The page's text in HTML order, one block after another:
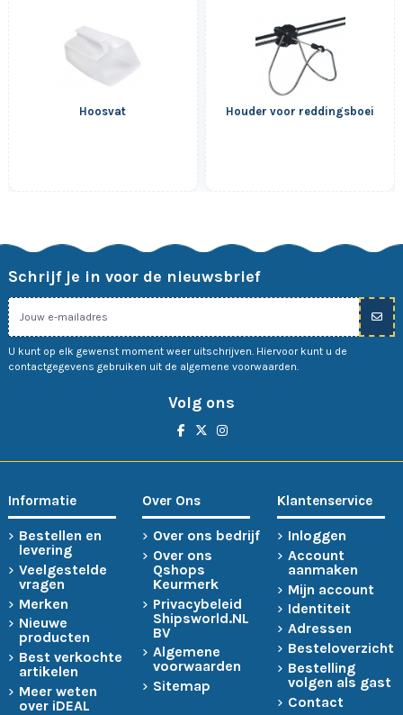
Hoosvat Houder voor reddingsboei
Schrijf je in voor de nieuwsbrief
U kunt op elk gewenst moment weer uitschrijven. Hiervoor kunt u de
contactgegevens gebruiken uit de algemene voorwaarden.
Volg ons
Informatie
Bestellen en
levering
Veelgestelde
vragen
Merken
Nieuwe
producten
Best verkochte
artikelen
Meer weten
over iDEAL
Over Ons
Over ons bedrijf
Over ons
Qshops
Keurmerk
Privacybeleid
Shipsworld.NL
BV
Algemene
voorwaarden
Sitemap
Klantenservice
Inloggen
Account
aanmaken
Mijn account
Identiteit
Adressen
Besteloverzicht
Bestelling
volgen als gast
Contact